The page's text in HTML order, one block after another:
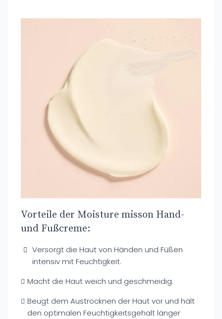
Vorteile der Moisture misson Hand-
und Fußcreme:
Versorgt die Haut von Händen und Füßen
intensiv mit Feuchtigkeit.
Macht die Haut weich und geschmeidig.
Beugt dem Austrocknen der Haut vor und hält
den optimalen Feuchtigkeitsgehalt länger